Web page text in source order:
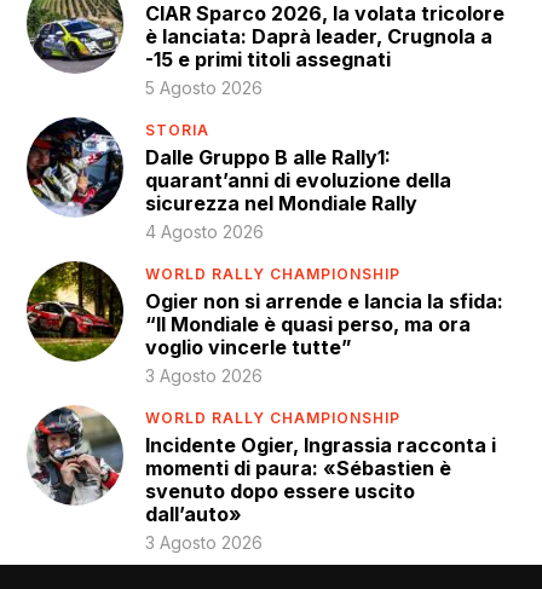
CIAR Sparco 2026, la volata tricolore
è lanciata: Daprà leader, Crugnola a
-15 e primi titoli assegnati
5 Agosto 2026
STORIA
Dalle Gruppo B alle Rally1:
quarant’anni di evoluzione della
sicurezza nel Mondiale Rally
4 Agosto 2026
WORLD RALLY CHAMPIONSHIP
Ogier non si arrende e lancia la sfida:
“Il Mondiale è quasi perso, ma ora
voglio vincerle tutte”
3 Agosto 2026
WORLD RALLY CHAMPIONSHIP
Incidente Ogier, Ingrassia racconta i
momenti di paura: «Sébastien è
svenuto dopo essere uscito
dall’auto»
3 Agosto 2026